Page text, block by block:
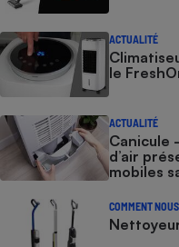
ACTUALITÉ
le
ACTUALITÉ
Canicule
d’air
mobiles
COMMENT